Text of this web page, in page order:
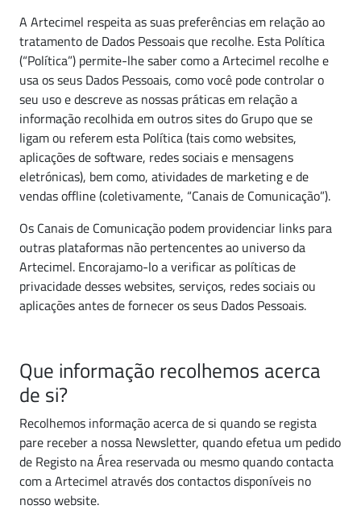
A Artecimel respeita as suas preferências em relação ao
tratamento de Dados Pessoais que recolhe. Esta Política
(“Política”) permite-lhe saber como a Artecimel recolhe e
usa os seus Dados Pessoais, como você pode controlar o
seu uso e descreve as nossas práticas em relação a
informação recolhida em outros sites do Grupo que se
ligam ou referem esta Política (tais como websites,
aplicações de software, redes sociais e mensagens
eletrónicas), bem como, atividades de marketing e de
vendas offline (coletivamente, “Canais de Comunicação”).
Os Canais de Comunicação podem providenciar links para
outras plataformas não pertencentes ao universo da
Artecimel. Encorajamo-lo a verificar as políticas de
privacidade desses websites, serviços, redes sociais ou
aplicações antes de fornecer os seus Dados Pessoais.
Que informação recolhemos acerca
de si?
Recolhemos informação acerca de si quando se regista
pare receber a nossa Newsletter, quando efetua um pedido
de Registo na Área reservada ou mesmo quando contacta
com a Artecimel através dos contactos disponíveis no
nosso website.